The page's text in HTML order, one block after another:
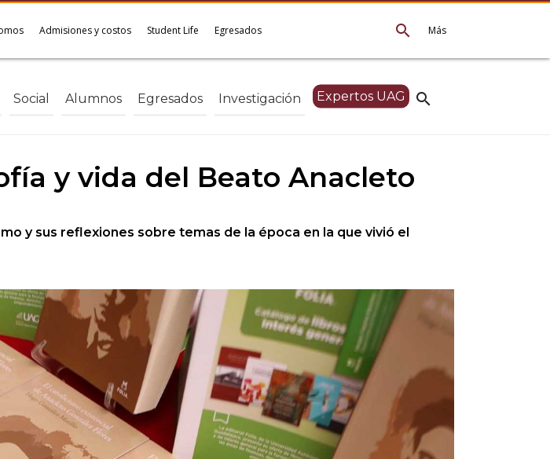
Más
search
Admisiones y costos Student Life Egresados
search
Social Alumnos Egresados Investigación Expertos UAG
y vida del Beato Anacleto
y sus reflexiones sobre temas de la época en la que vivió el